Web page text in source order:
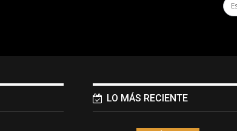
LO MÁS RECIENTE